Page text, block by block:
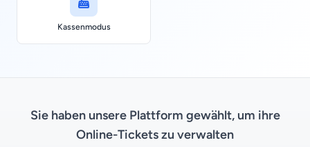
Kassenmodus
Sie haben unsere Plattform gewählt, um ihre
Online-Tickets zu verwalten